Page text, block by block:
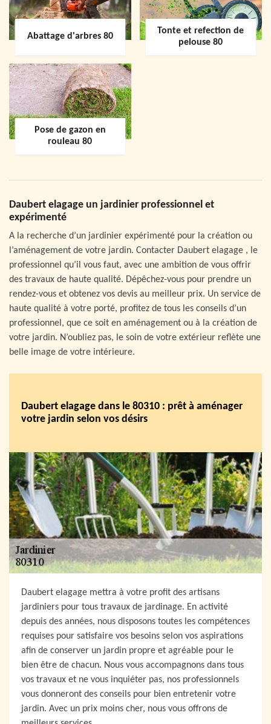
Abattage d'arbres 80
Tonte et refection de
pelouse 80
Pose de gazon en
rouleau 80
Daubert elagage un jardinier professionnel et
expérimenté
A la recherche d’un jardinier expérimenté pour la création ou
l’aménagement de votre jardin. Contacter Daubert elagage , le
professionnel qu’il vous faut, avec une ambition de vous offrir
des travaux de haute qualité. Dépêchez-vous pour prendre un
rendez-vous et obtenez vos devis au meilleur prix. Un service de
haute qualité à votre porté, profitez de tous les conseils d’un
professionnel, que ce soit en aménagement ou à la création de
votre jardin. N’oubliez pas, le soin de votre extérieur reflète une
belle image de votre intérieure.
Daubert elagage dans le 80310 : prêt à aménager
votre jardin selon vos désirs
Daubert elagage mettra à votre profit des artisans
jardiniers pour tous travaux de jardinage. En activité
depuis des années, nous disposons toutes les compétences
requises pour satisfaire vos besoins selon vos aspirations
afin de conserver un jardin propre et agréable pour le
bien être de chacun. Nous vous accompagnons dans tous
vos travaux et ne vous inquiéter pas, nos professionnels
vous donneront des conseils pour bien entretenir votre
jardin. Avec un prix moins cher, nous vous offrons de